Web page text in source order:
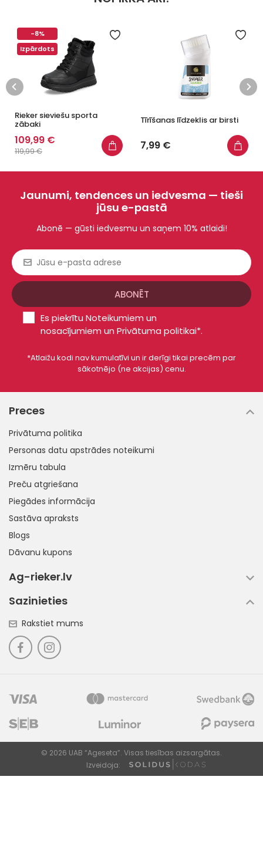
-8%
Izpārdots
Rieker sieviešu sporta
zābaki
109,99 €
119,99 €
Tīrīšanas līdzeklis ar birsti
7,99 €
Jaunumi, tendences un iedvesma — tieši
jūsu e-pastā
Abonē — gūsti iedvesmu un saņem 10% atlaidi!
Es piekrītu Noteikumiem un
nosacījumiem un Privātuma politikai*.
*Atlaižu kodi nav kumulatīvi un ir derīgi tikai precēm par
sākotnējo (ne akcijas) cenu.
Preces
Privātuma politika
Personas datu apstrādes noteikumi
Izmēru tabula
Preču atgriešana
Piegādes informācija
Sastāva apraksts
Blogs
Dāvanu kupons
Ag-rieker.lv
Sazinieties
Rakstiet mums
© 2026 UAB “Ageseta”. Visas tiesības aizsargātas.
Izveidoja: